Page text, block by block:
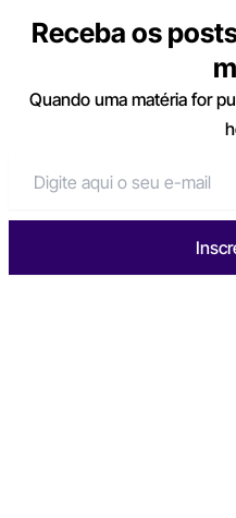
Receba os
Quando uma matéria for